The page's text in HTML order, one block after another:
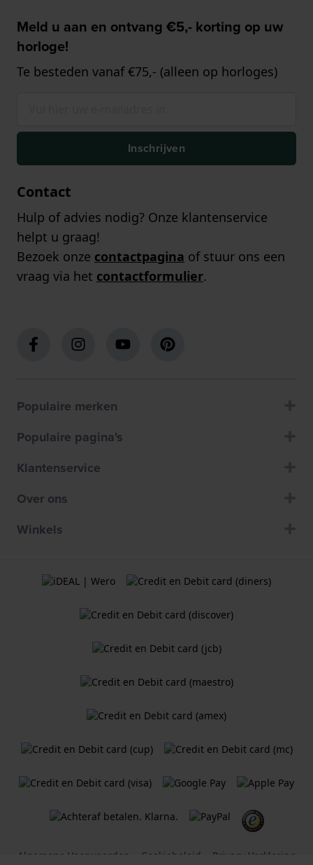
Meld u aan en ontvang €5,- korting op uw
horloge!
Te besteden vanaf €75,- (alleen op horloges)
Inschrijven
Contact
Hulp of advies nodig? Onze klantenservice
helpt u graag!
Bezoek onze contactpagina of stuur ons een
vraag via het contactformulier.
Populaire merken
Populaire pagina's
Klantenservice
Over ons
Winkels
Algemene Voorwaarden Cookiebeleid Privacy Verklaring